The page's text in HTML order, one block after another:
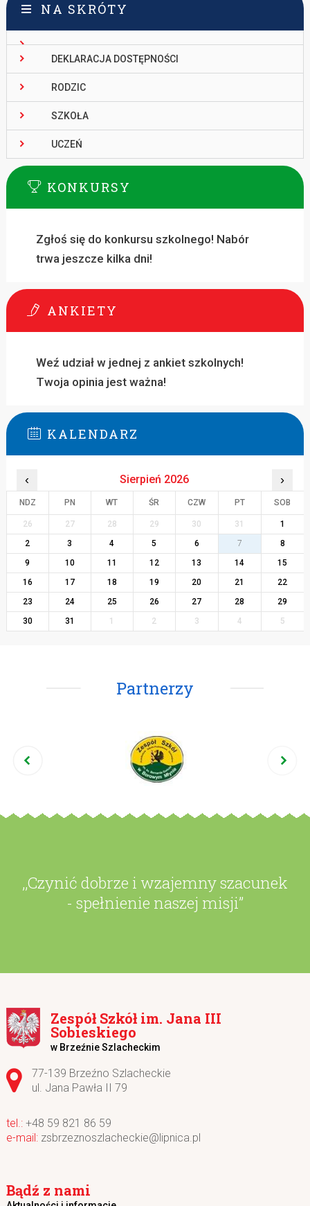
NA SKRÓTY
DEKLARACJA DOSTĘPNOŚCI
RODZIC
SZKOŁA
UCZEŃ
KONKURSY
Zgłoś się do konkursu szkolnego! Nabór
trwa jeszcze kilka dni!
ANKIETY
Weź udział w jednej z ankiet szkolnych!
Twoja opinia jest ważna!
KALENDARZ
‹ Sierpień 2026 ›
NDZ PN WT ŚR CZW PT SOB
26 27 28 29 30 31
1
2
3 4 5 6 7
8
9
10 11 12 13 14
15
16
17 18 19 20 21
22
23
24 25 26 27 28
29
30
31 1 2 3 4 5
Partnerzy
,,Czynić dobrze i wzajemny szacunek
- spełnienie naszej misji”
Zespół Szkół im. Jana III
Sobieskiego
w Brzeźnie Szlacheckim
Adres pocztowy:
77-139 Brzeźno Szlacheckie
ul. Jana Pawła II 79
+48 59 821 86 59
zsbrzeznoszlacheckie@lipnica.pl
Bądź z nami